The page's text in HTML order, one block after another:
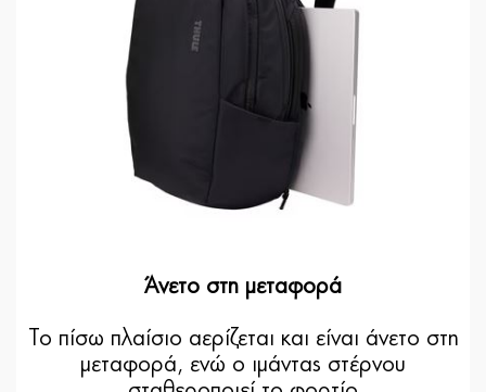
Άνετο στη μεταφορά
Το πίσω πλαίσιο αερίζεται και είναι άνετο στη
μεταφορά, ενώ ο ιμάντας στέρνου